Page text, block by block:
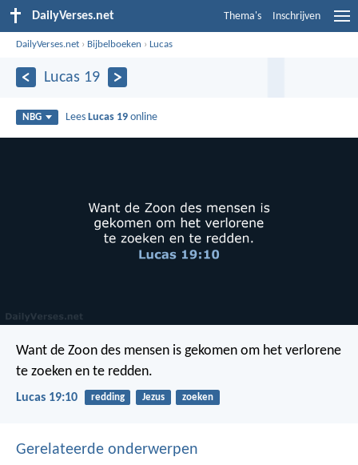
DailyVerses.net Thema's Inschrijven
DailyVerses.net › Bijbelboeken ›Lucas
Lucas 19
NBG Lees Lucas 19 online
Want de Zoon des mensen is gekomen om het verlorene
te zoeken en te redden.
Lucas 19:10 redding Jezus zoeken
Gerelateerde onderwerpen